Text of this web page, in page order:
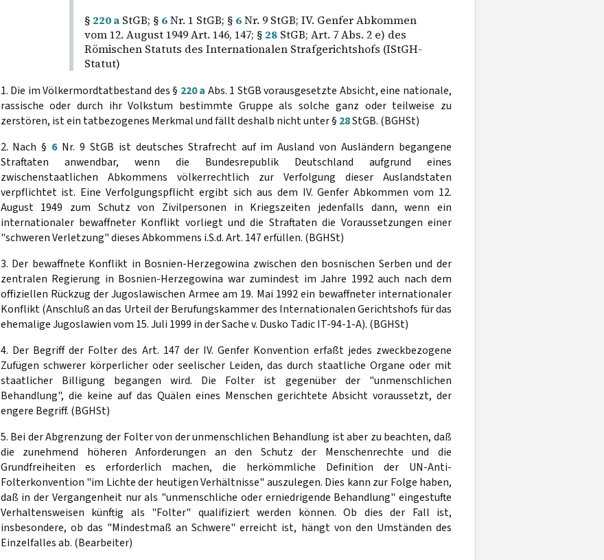
§ 220 aStGB; § 6Nr. 1 StGB; § 6Nr. 9 StGB; IV. Genfer Abkommen
vom 12. August 1949 Art. 146, 147; § 28StGB; Art. 7 Abs. 2 e) des
Römischen Statuts des Internationalen Strafgerichtshofs (IStGH-
Statut)
1. Die im Völkermordtatbestand des § 220 a Abs. 1 StGB vorausgesetzte Absicht, eine nationale,
rassische oder durch ihr Volkstum bestimmte Gruppe als solche ganz oder teilweise zu
zerstören, ist ein tatbezogenes Merkmal und fällt deshalb nicht unter § 28StGB. (BGHSt)
2. Nach § 6Nr. 9 StGB ist deutsches Strafrecht auf im Ausland von Ausländern begangene
Straftaten anwendbar, wenn die Bundesrepublik Deutschland aufgrund eines
zwischenstaatlichen Abkommens völkerrechtlich zur Verfolgung dieser Auslandstaten
verpflichtet ist. Eine Verfolgungspflicht ergibt sich aus dem IV. Genfer Abkommen vom 12.
August 1949 zum Schutz von Zivilpersonen in Kriegszeiten jedenfalls dann, wenn ein
internationaler bewaffneter Konflikt vorliegt und die Straftaten die Voraussetzungen einer
"schweren Verletzung" dieses Abkommens i.S.d. Art. 147 erfüllen. (BGHSt)
3. Der bewaffnete Konflikt in Bosnien-Herzegowina zwischen den bosnischen Serben und der
zentralen Regierung in Bosnien-Herzegowina war zumindest im Jahre 1992 auch nach dem
offiziellen Rückzug der Jugoslawischen Armee am 19. Mai 1992 ein bewaffneter internationaler
Konflikt (Anschluß an das Urteil der Berufungskammer des Internationalen Gerichtshofs für das
ehemalige Jugoslawien vom 15. Juli 1999 in der Sache v. Dusko Tadic IT-94-1-A). (BGHSt)
4. Der Begriff der Folter des Art. 147 der IV. Genfer Konvention erfaßt jedes zweckbezogene
Zufügen schwerer körperlicher oder seelischer Leiden, das durch staatliche Organe oder mit
staatlicher Billigung begangen wird. Die Folter ist gegenüber der "unmenschlichen
Behandlung", die keine auf das Quälen eines Menschen gerichtete Absicht voraussetzt, der
engere Begriff. (BGHSt)
5. Bei der Abgrenzung der Folter von der unmenschlichen Behandlung ist aber zu beachten, daß
die zunehmend höheren Anforderungen an den Schutz der Menschenrechte und die
Grundfreiheiten es erforderlich machen, die herkömmliche Definition der UN-Anti-
Folterkonvention "im Lichte der heutigen Verhältnisse" auszulegen. Dies kann zur Folge haben,
daß in der Vergangenheit nur als "unmenschliche oder erniedrigende Behandlung" eingestufte
Verhaltensweisen künftig als "Folter" qualifiziert werden können. Ob dies der Fall ist,
insbesondere, ob das "Mindestmaß an Schwere" erreicht ist, hängt von den Umständen des
Einzelfalles ab. (Bearbeiter)